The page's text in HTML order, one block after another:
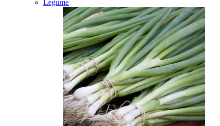
Legume